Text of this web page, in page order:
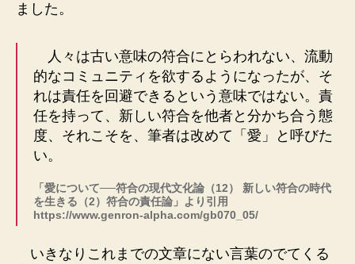
ました。
人々は古い意味の符合にとらわれない、流動
的なコミュニティを欲するようになったが、そ
れは責任を回避できるという意味ではない。責
任を持って、新しい符合を他者と分かち合う態
度、それこそを、筆者は改めて「愛」と呼びた
い。
「愛について──符合の現代文化論（12） 新しい符合の時代
を生きる（2）符合の責任論」より引用
https://www.genron-alpha.com/gb070_05/
いきなりこれまでの文章にない言葉のでてくる